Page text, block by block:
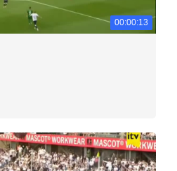
00:00:13